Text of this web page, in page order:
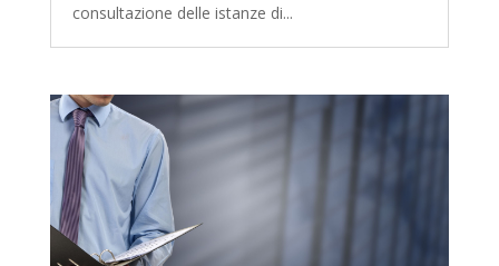
consultazione delle istanze di...